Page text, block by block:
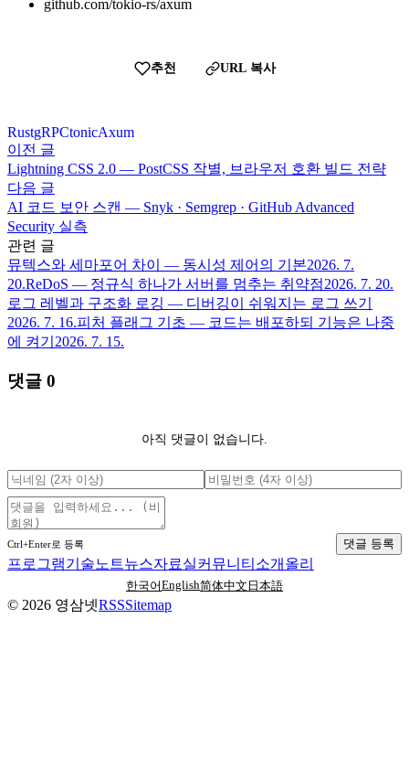
github.com/tokio-rs/axum
추천 URL 복사
RustgRPCtonicAxum
이전 글
Lightning CSS 2.0 — PostCSS 작별, 브라우저 호환 빌드 전략
다음 글
AI 코드 보안 스캔 — Snyk · Semgrep · GitHub Advanced
Security 실측
관련 글
뮤텍스와 세마포어 차이 — 동시성 제어의 기본2026. 7.
20.ReDoS — 정규식 하나가 서버를 멈추는 취약점2026. 7. 20.
로그 레벨과 구조화 로깅 — 디버깅이 쉬워지는 로그 쓰기
2026. 7. 16.피처 플래그 기초 — 코드는 배포하되 기능은 나중
에 켜기 2026. 7. 15.
댓글 0
아직 댓글이 없습니다.
Ctrl+Enter로 등록 댓글 등록
프로그램기술노트뉴스자료실커뮤니티 소개 올리
한국어English简体中文 日本語
© 2026 영삼넷RSSSitemap